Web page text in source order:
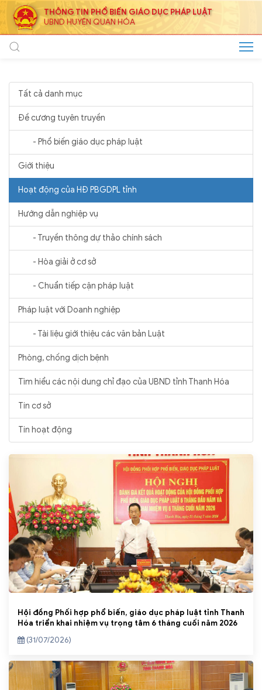
THÔNG TIN PHỔ BIẾN GIÁO DỤC PHÁP LUẬT
UBND HUYỆN QUAN HÓA
Tất cả danh mục
Đề cương tuyên truyền
- Phổ biến giáo dục pháp luật
Giới thiệu
Hoạt động của HĐ PBGDPL tỉnh
Hướng dẫn nghiệp vụ
- Truyền thông dự thảo chính sách
- Hòa giải ở cơ sở
- Chuẩn tiếp cận pháp luật
Pháp luật với Doanh nghiệp
- Tài liệu giới thiệu các văn bản Luật
Phòng, chống dịch bệnh
Tìm hiểu các nội dung chỉ đạo của UBND tỉnh Thanh Hóa
Tin cơ sở
Tin hoạt động
Hội đồng Phối hợp phổ biến, giáo dục pháp luật tỉnh Thanh
Hóa triển khai nhiệm vụ trọng tâm 6 tháng cuối năm 2026
(31/07/2026)